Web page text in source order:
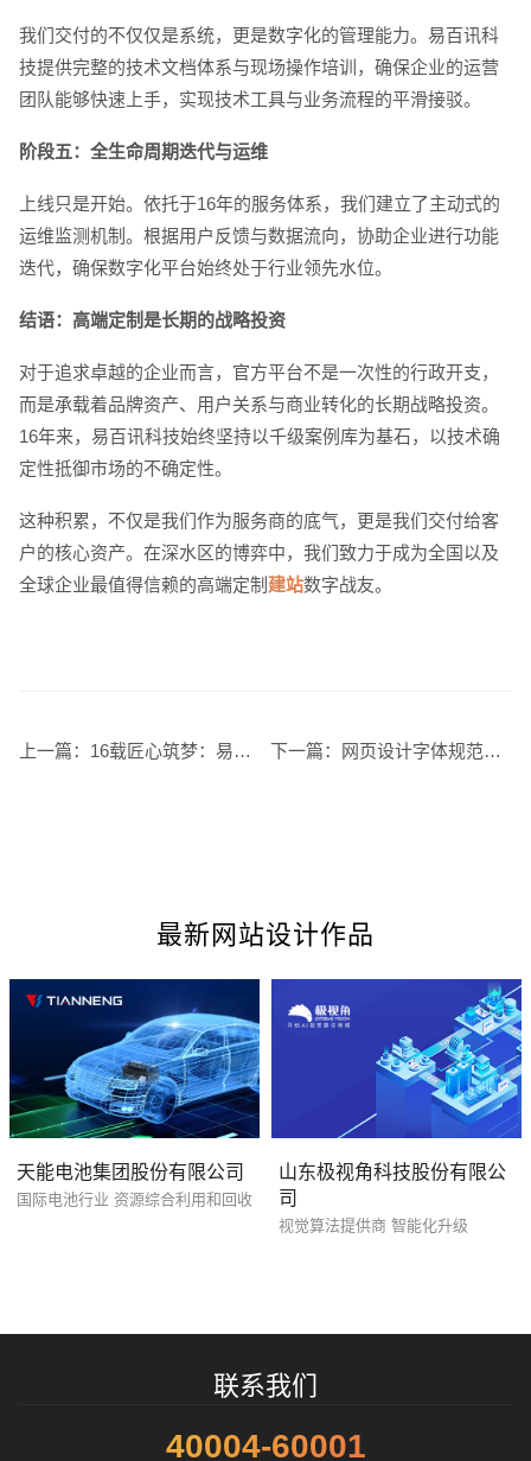
我们交付的不仅仅是系统，更是数字化的管理能力。易百讯科
技提供完整的技术文档体系与现场操作培训，确保企业的运营
团队能够快速上手，实现技术工具与业务流程的平滑接驳。
阶段五：全生命周期迭代与运维
上线只是开始。依托于16年的服务体系，我们建立了主动式的
运维监测机制。根据用户反馈与数据流向，协助企业进行功能
迭代，确保数字化平台始终处于行业领先水位。
结语：高端定制是长期的战略投资
对于追求卓越的企业而言，官方平台不是一次性的行政开支，
而是承载着品牌资产、用户关系与商业转化的长期战略投资。
16年来，易百讯科技始终坚持以千级案例库为基石，以技术确
定性抵御市场的不确定性。
这种积累，不仅是我们作为服务商的底气，更是我们交付给客
户的核心资产。在深水区的博弈中，我们致力于成为全国以及
全球企业最值得信赖的高端定制 建站数字战友。
上一篇： 16载匠心筑梦：易百讯科技如何定义网站建设数字时代的企业“数字名片” 下一篇： 网页设计字体规范指南提升用户体验与视觉美感的关键要素
最新网站设计作品
天能电池集团股份有限公司
国际电池行业 资源综合利用和回收
山东极视角科技股份有限公
司
视觉算法提供商 智能化升级
联系我们
40004-60001
招标项目